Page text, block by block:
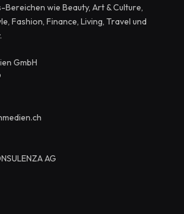
Bereichen wie Beauty, Art & Culture,
Fashion, Finance, Living, Travel und
GmbH
AG